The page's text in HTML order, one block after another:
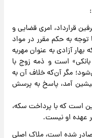
قرارداد، امری قضایی و
توجه به حکم مقرر در مواد
سکه بهار آزادی به عنوان مهریه
است و ذمه زوج با
مگر آن‌که خلاف آن به
پیشین آمد، پاسخ به پرسش
است که با پرداخت سکه،
عهده او نیست.
شده است، ملاک اصلی